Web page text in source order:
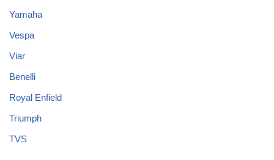
Yamaha
Vespa
Viar
Benelli
Royal Enfield
Triumph
TVS